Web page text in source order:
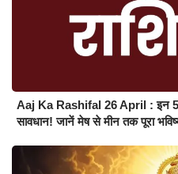
Aaj Ka Rashifal 26 April : इन 5
सावधान! जानें मेष से मीन तक पूरा